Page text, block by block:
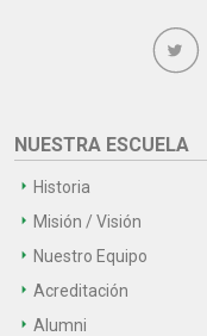
NUESTRA ESCUELA
Historia
Misión / Visión
Nuestro Equipo
Acreditación
Alumni